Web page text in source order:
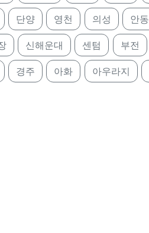
단양 영천 의성 안동
신해운대 센텀 부전
경주 아화 아우라지